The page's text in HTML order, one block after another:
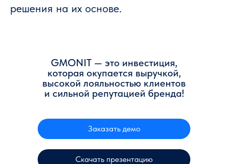
решения на их основе.
GMONIT — это инвестиция,
которая окупается выручкой,
высокой лояльностью клиентов
и сильной репутацией бренда!
Скачать презентацию
Заказать демо